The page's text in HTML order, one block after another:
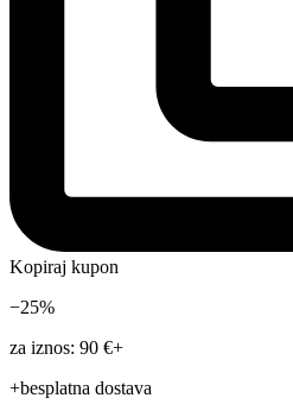
Kopiraj kupon
−25%
za iznos: 90 €+
+besplatna dostava